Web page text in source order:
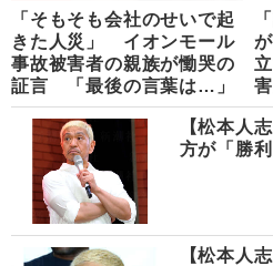
「そもそも会社のせいで起
きた人災」 イオンモール
事故被害者の親族が慟哭の
証言 「最後の言葉は…」
【松本人
方が「勝
【松本人